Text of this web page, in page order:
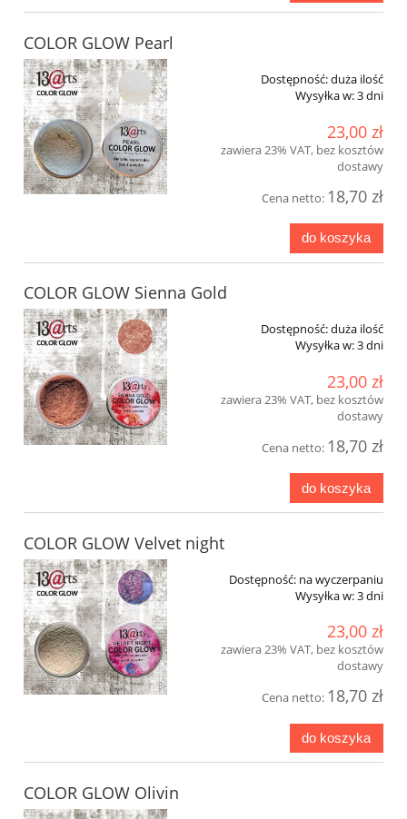
COLOR GLOW Pearl
Dostępność:duża ilość
Wysyłka w:3 dni
23,00 zł
zawiera 23% VAT, bez kosztów
dostawy
Cena netto: 18,70 zł
do koszyka
COLOR GLOW Sienna Gold
Dostępność:duża ilość
Wysyłka w:3 dni
23,00 zł
zawiera 23% VAT, bez kosztów
dostawy
Cena netto: 18,70 zł
do koszyka
COLOR GLOW Velvet night
Dostępność: na wyczerpaniu
Wysyłka w:3 dni
23,00 zł
zawiera 23% VAT, bez kosztów
dostawy
Cena netto: 18,70 zł
do koszyka
COLOR GLOW Olivin